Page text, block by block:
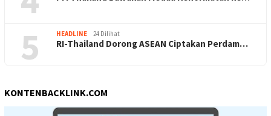
5 HEADLINE 24 Dilihat
RI-Thailand Dorong ASEAN Ciptakan Perdam…
KONTENBACKLINK.COM